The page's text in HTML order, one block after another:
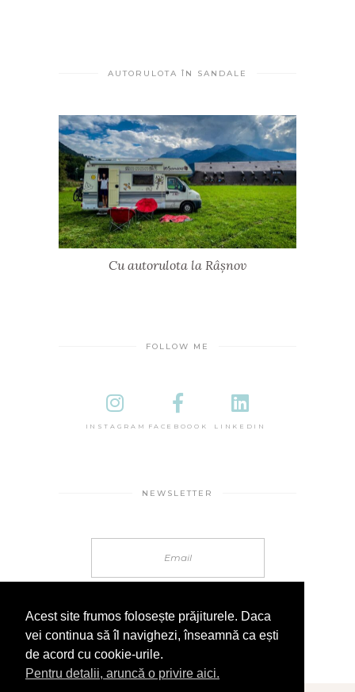
AUTORULOTA ÎN SANDALE
Cu autorulota la Râșnov
FOLLOW ME
INSTAGRAM FACEBOOOK LINKEDIN
NEWSLETTER
Acest site frumos folosește prăjiturele. Daca
vei continua să îl navighezi, înseamnă ca ești
de acord cu cookie-urile.
Pentru detalii, aruncă o privire aici.